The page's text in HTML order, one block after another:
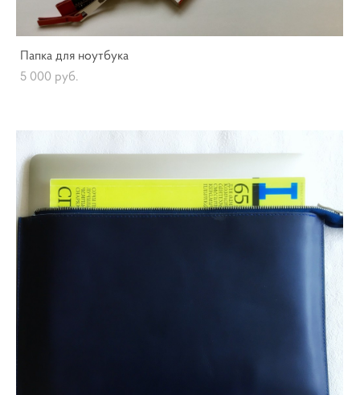
Папка для ноутбука
5 000 pуб.